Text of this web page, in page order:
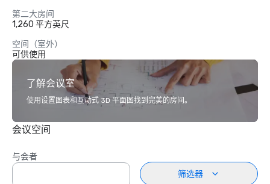
第二大房间
1,260 平方英尺
空间（室外）
可供使用
了解会议室
使用设置图表和互动式 3D 平面图找到完美的房间。
会议空间
与会者
筛选器